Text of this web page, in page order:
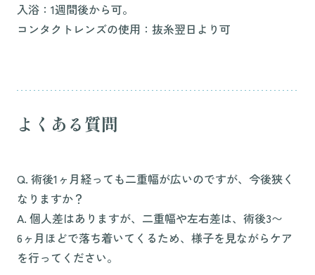
入浴：1週間後から可。
コンタクトレンズの使用：抜糸翌日より可
よくある質問
Q. 術後1ヶ月経っても二重幅が広いのですが、今後狭く
なりますか？
A. 個人差はありますが、二重幅や左右差は、術後3〜
6ヶ月ほどで落ち着いてくるため、様子を見ながらケア
を行ってください。